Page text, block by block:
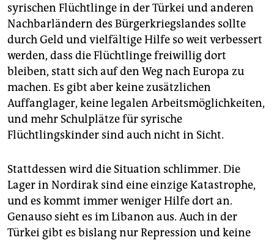
syrischen Flüchtlinge in der Türkei und anderen
Nachbarländern des Bürgerkriegslandes sollte
durch Geld und vielfältige Hilfe so weit verbessert
werden, dass die Flüchtlinge freiwillig dort
bleiben, statt sich auf den Weg nach Europa zu
machen. Es gibt aber keine zusätzlichen
Auffanglager, keine legalen Arbeitsmöglichkeiten,
und mehr Schulplätze für syrische
Flüchtlingskinder sind auch nicht in Sicht.
Stattdessen wird die Situation schlimmer. Die
Lager in Nordirak sind eine einzige Katastrophe,
und es kommt immer weniger Hilfe dort an.
Genauso sieht es im Libanon aus. Auch in der
Türkei gibt es bislang nur Repression und keine